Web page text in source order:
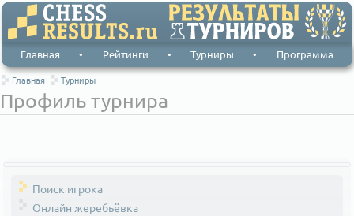
Главная • Рейтинги • Турниры • Программа
Главная Турниры
Профиль турнира
Поиск игрока
Онлайн жеребьёвка